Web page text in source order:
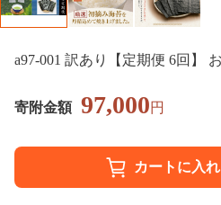
a97-001 訳あり【定期便 6回】
寄附金額 97,000円